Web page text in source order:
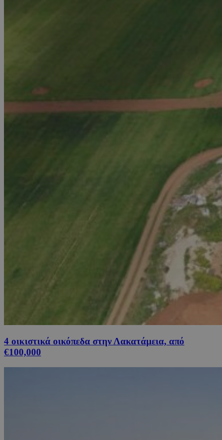
4 οικιστικά οικόπεδα στην Λακατάμεια, από
€100,000